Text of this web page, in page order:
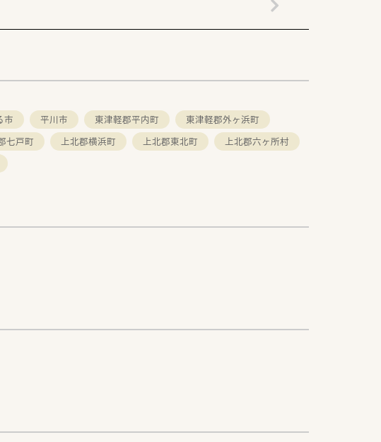
市 平川市 東津軽郡平内町
東津軽郡外ヶ浜町
七戸町 上北郡横浜町 上北郡東北町
上北郡六ヶ所村